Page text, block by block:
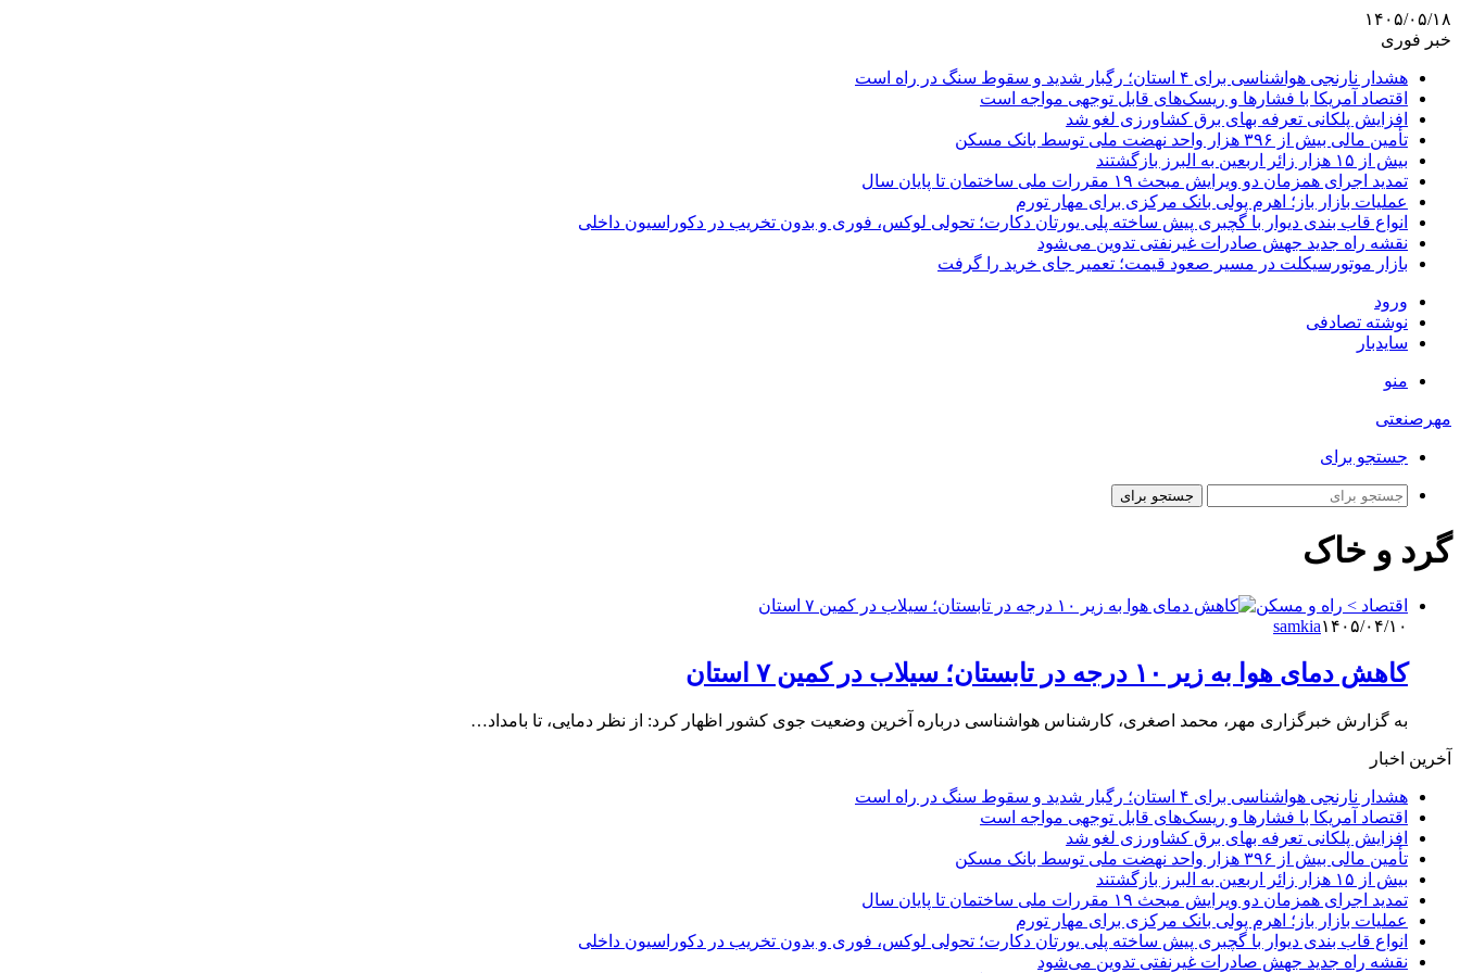
۱۴۰۵/۰۵/۱۸
خبر فوری
هشدار نارنجی هواشناسی برای ۴ استان؛ رگبار شدید و سقوط سنگ در راه است
اقتصاد آمریکا با فشارها و ریسک‌های قابل توجهی مواجه است
افزایش پلکانی تعرفه بهای برق کشاورزی لغو شد
تأمین مالی بیش از ۳۹۶ هزار واحد نهضت ملی توسط بانک مسکن
بیش از ۱۵ هزار زائر اربعین به البرز بازگشتند
تمدید اجرای همزمان دو ویرایش مبحث ۱۹ مقررات ملی ساختمان تا پایان سال
عملیات بازار باز؛ اهرم پولی بانک مرکزی برای مهار تورم
انواع قاب بندی دیوار با گچبری پیش ساخته پلی یورتان دکارت؛ تحولی لوکس، فوری و بدون تخریب در دکوراسیون داخلی
نقشه راه جدید جهش صادرات غیرنفتی تدوین می‌شود
بازار موتورسیکلت در مسیر صعود قیمت؛ تعمیر جای خرید را گرفت
ورود
نوشته تصادفی
سایدبار
منو
مهرصنعتی
جستجو برای
جستجو برای
گرد و خاک
اقتصاد > راه و مسکن
samkia۱۴۰۵/۰۴/۱۰
کاهش دمای هوا به زیر ۱۰ درجه در تابستان؛ سیلاب در کمین ۷ استان
به گزارش خبرگزاری مهر، محمد اصغری، کارشناس هواشناسی درباره آخرین وضعیت جوی کشور اظهار کرد: از نظر دمایی، تا بامداد…
آخرین اخبار
هشدار نارنجی هواشناسی برای ۴ استان؛ رگبار شدید و سقوط سنگ در راه است
اقتصاد آمریکا با فشارها و ریسک‌های قابل توجهی مواجه است
افزایش پلکانی تعرفه بهای برق کشاورزی لغو شد
تأمین مالی بیش از ۳۹۶ هزار واحد نهضت ملی توسط بانک مسکن
بیش از ۱۵ هزار زائر اربعین به البرز بازگشتند
تمدید اجرای همزمان دو ویرایش مبحث ۱۹ مقررات ملی ساختمان تا پایان سال
عملیات بازار باز؛ اهرم پولی بانک مرکزی برای مهار تورم
انواع قاب بندی دیوار با گچبری پیش ساخته پلی یورتان دکارت؛ تحولی لوکس، فوری و بدون تخریب در دکوراسیون داخلی
نقشه راه جدید جهش صادرات غیرنفتی تدوین می‌شود